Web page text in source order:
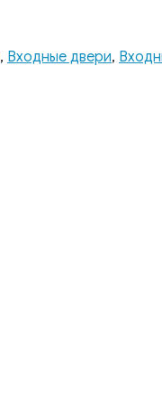
, Входные двери,